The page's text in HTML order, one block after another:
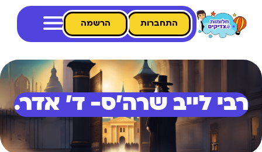
התחברות הרשמה
רבי לייב שרה'ס- ד' אדר.